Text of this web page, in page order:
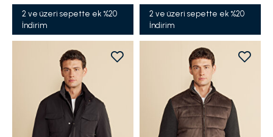
2 ve üzeri sepette ek %20
İndirim
2 ve üzeri sepette ek %20
İndirim